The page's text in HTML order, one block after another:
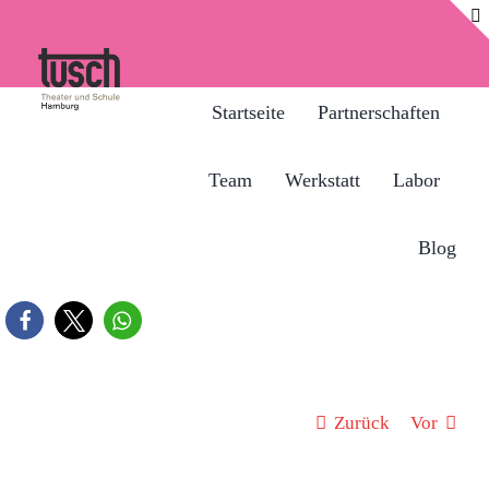
springen
Startseite Partnerschaften
Team Werkstatt Labor
Blog
Zurück Vor